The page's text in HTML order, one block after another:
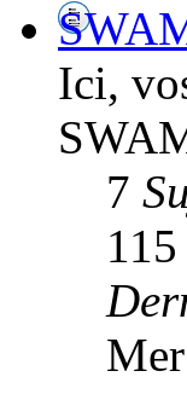
Ici,
7
115